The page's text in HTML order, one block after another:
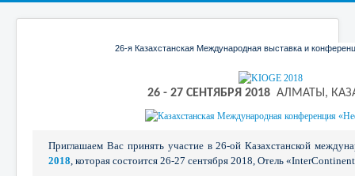
26-я Казахстанская Международная выставка и
26 - 27 СЕНТЯБРЯ 2018 АЛМАТЫ,
Приглашаем Вас принять участие в 26-ой Казахстанской
2018, которая состоится 26-27 сентября 2018, Отель